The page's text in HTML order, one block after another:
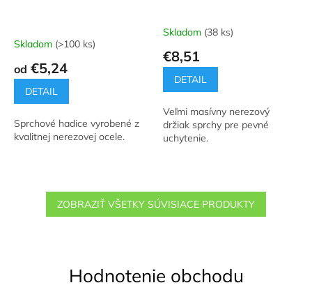
Skladom (>100 ks)
od €5,24
DETAIL
Sprchové hadice vyrobené z
kvalitnej nerezovej ocele.
Priemerné
produktu
5,0
5
hviezdičiek.
Skladom (38 ks)
€8,51
DETAIL
Veľmi masívny nerezový
držiak sprchy pre pevné
uchytenie.
ZOBRAZIŤ VŠETKY SÚVISIACE PRODUKTY
Hodnotenie obchodu